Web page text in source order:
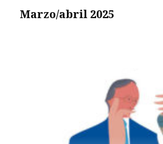
Marzo/abril 2025